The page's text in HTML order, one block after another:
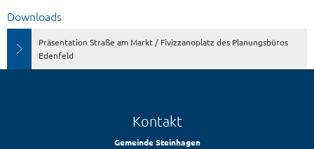
Downloads
Präsentation Straße am Markt / Fivizzanoplatz des Planungsbüros
Edenfeld
Kontakt
Gemeinde Steinhagen